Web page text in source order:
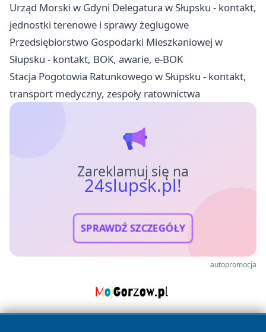
Urząd Morski w Gdyni Delegatura w Słupsku - kontakt,
jednostki terenowe i sprawy żeglugowe
Przedsiębiorstwo Gospodarki Mieszkaniowej w
Słupsku - kontakt, BOK, awarie, e-BOK
Stacja Pogotowia Ratunkowego w Słupsku - kontakt,
transport medyczny, zespoły ratownictwa
Zareklamuj się na
24slupsk.pl!
SPRAWDŹ SZCZEGÓŁY
autopromocja